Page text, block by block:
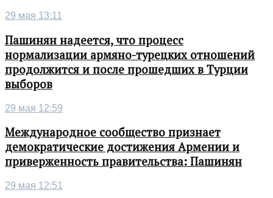
29 мая 13:11
Пашинян надеется, что процесс
нормализации армяно-турецких отношений
продолжится и после прошедших в Турции
выборов
29 мая 12:59
Международное сообщество признает
демократические достижения Армении и
приверженность правительства: Пашинян
29 мая 12:51